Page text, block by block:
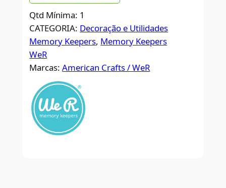
Qtd Mínima: 1
CATEGORIA: Decoração e Utilidades
Memory Keepers, Memory Keepers
WeR
Marcas:American Crafts / WeR